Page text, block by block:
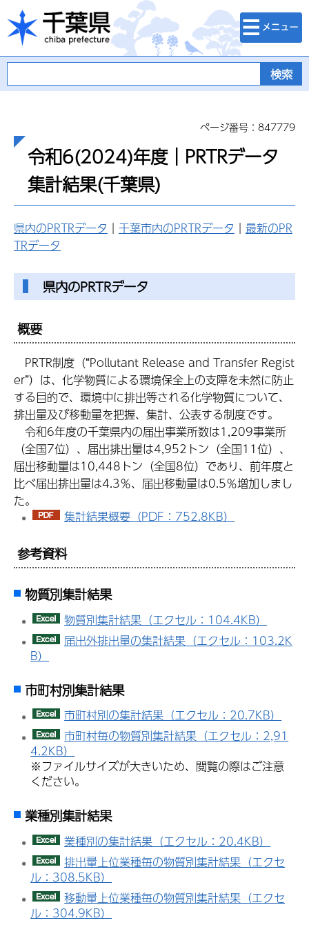
千葉県
検索・メニュ
ー
ページ番号：847779
令和6(2024)年度｜PRTRデータ
集計結果(千葉県)
県内のPRTRデータ ｜ 千葉市内のPRTRデータ ｜ 最新のPR
TRデータ
県内のPRTRデータ
概要
PRTR制度（“Pollutant Release and Transfer Regist
er”）は、化学物質による環境保全上の支障を未然に防止
する目的で、環境中に排出等される化学物質について、
排出量及び移動量を把握、集計、公表する制度です。
令和6年度の千葉県内の届出事業所数は1,209事業所
（全国7位）、届出排出量は4,952トン（全国11位）、
届出移動量は10,448トン（全国8位）であり、前年度と
比べ届出排出量は4.3％、届出移動量は0.5％増加しまし
た。
集計結果概要（PDF：752.8KB）
参考資料
物質別集計結果
物質別集計結果（エクセル：104.4KB）
届出外排出量の集計結果（エクセル：103.2K
B）
市町村別集計結果
市町村別の集計結果（エクセル：20.7KB）
市町村毎の物質別集計結果（エクセル：2,91
4.2KB）
※ファイルサイズが大きいため、閲覧の際はご注意
ください。
業種別集計結果
業種別の集計結果（エクセル：20.4KB）
排出量上位業種毎の物質別集計結果（エクセ
ル：308.5KB）
移動量上位業種毎の物質別集計結果（エクセ
ル：304.9KB）